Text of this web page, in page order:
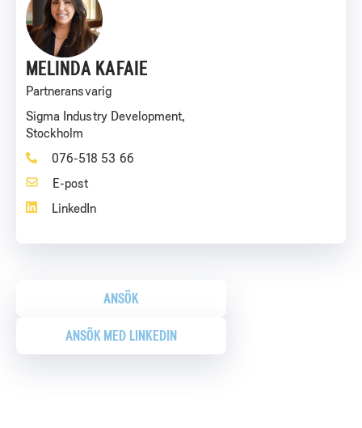
MELINDA KAFAIE
Partneransvarig
Sigma Industry Development,
Stockholm
076-518 53 66
LinkedIn
ANSÖK
ANSÖK MED LINKEDIN